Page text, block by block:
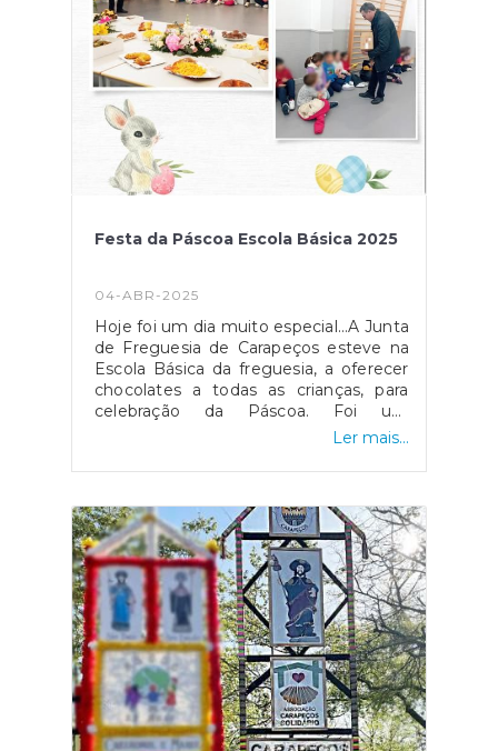
Festa da Páscoa Escola Básica 2025
04-ABR-2025
Hoje foi um dia muito especial...A Junta
de Freguesia de Carapeços esteve na
Escola Básica da freguesia, a oferecer
chocolates a todas as crianças, para
celebração da Páscoa. Foi um
momento muito agradável!
uma Páscoa feliz a todos.
Ler mais...